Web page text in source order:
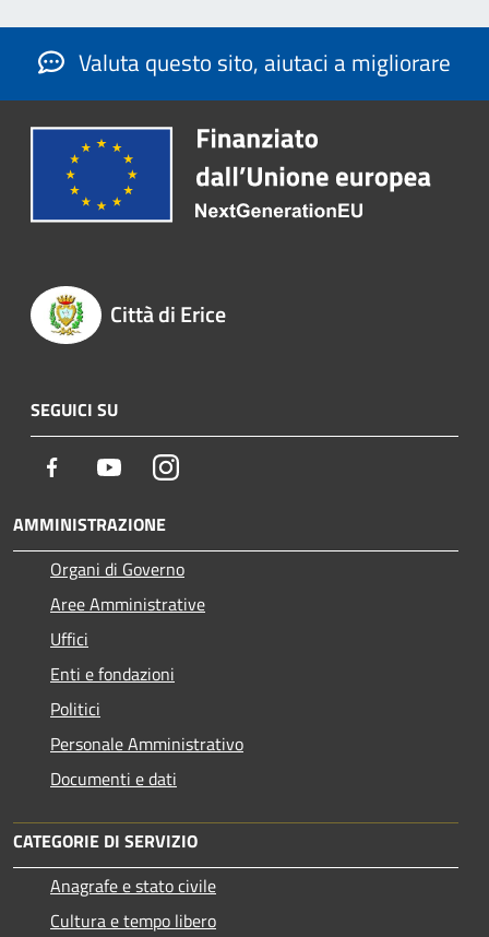
Valuta questo sito, aiutaci a migliorare
Città di Erice
SEGUICI SU
Facebook YoutubeInstagram
AMMINISTRAZIONE
Organi di Governo
Aree Amministrative
Uffici
Enti e fondazioni
Politici
Personale Amministrativo
Documenti e dati
CATEGORIE DI SERVIZIO
Anagrafe e stato civile
Cultura e tempo libero